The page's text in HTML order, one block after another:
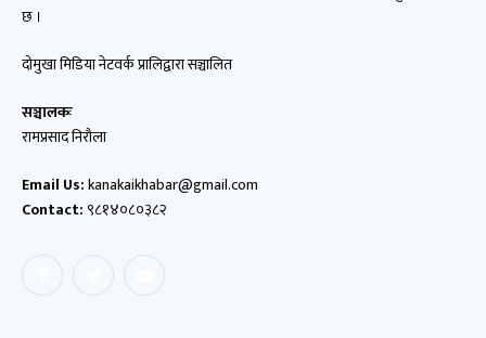
छ ।
दोमुखा मिडिया नेटवर्क प्रालिद्वारा सञ्चालित
सञ्चालकः
रामप्रसाद निरौला
Email Us:kanakaikhabar@gmail.com
Contact:९८१४०८०३८२